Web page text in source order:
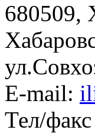
680509,
E-mail:
Тел/